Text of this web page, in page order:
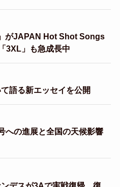
がJAPAN Hot Shot Songs
3XL」も急成長中
語る新エッセイを公開
への進展と全国の天候影響